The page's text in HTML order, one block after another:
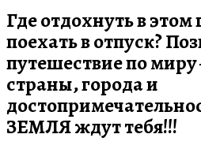
Где отдохнуть в этом
поехать в отпуск?
путешествие по
страны, города и
ЗЕМЛЯ ждут тебя!!!